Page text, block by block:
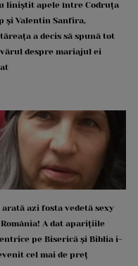
liniștit apele între Codruța
și Valentin Sanfira,
a decis să spună tot
despre mariajul ei
arată azi fosta vedetă sexy
A dat aparițiile
pe Biserică și Biblia i-
cel mai de preț